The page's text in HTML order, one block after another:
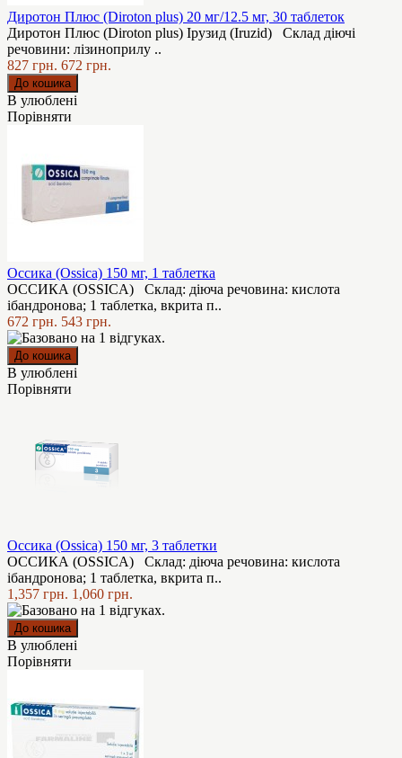
Диротон Плюс (Diroton plus) 20 мг/12.5 мг, 30 таблеток
Диротон Плюс (Diroton plus) Ірузид (Iruzid) Склад діючі
речовини: лізиноприлу ..
827 грн. 672 грн.
В улюблені
Порівняти
Оссика (Ossica) 150 мг, 1 таблетка
ОССИКА (OSSICA) Склад: діюча речовина: кислота
ібандронова; 1 таблетка, вкрита п..
672 грн. 543 грн.
В улюблені
Порівняти
Оссика (Ossica) 150 мг, 3 таблетки
ОССИКА (OSSICA) Склад: діюча речовина: кислота
ібандронова; 1 таблетка, вкрита п..
1,357 грн. 1,060 грн.
В улюблені
Порівняти